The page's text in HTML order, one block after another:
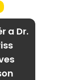
a Dr.